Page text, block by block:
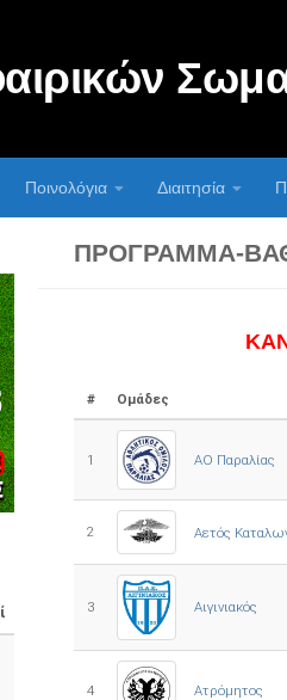
Ποινολόγια Διαιτησία
ΠΡΌΓΡΑΜΜΑ-
# Ομάδες
1 ΑΟ Παραλίας
2 Αετός
3 Αιγινιακός
4 Ατρόμητος